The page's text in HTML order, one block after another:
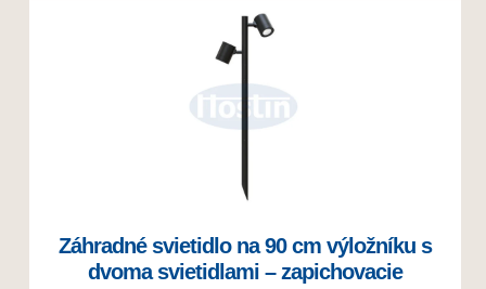
Záhradné svietidlo na 90 cm výložníku s
dvoma svietidlami – zapichovacie